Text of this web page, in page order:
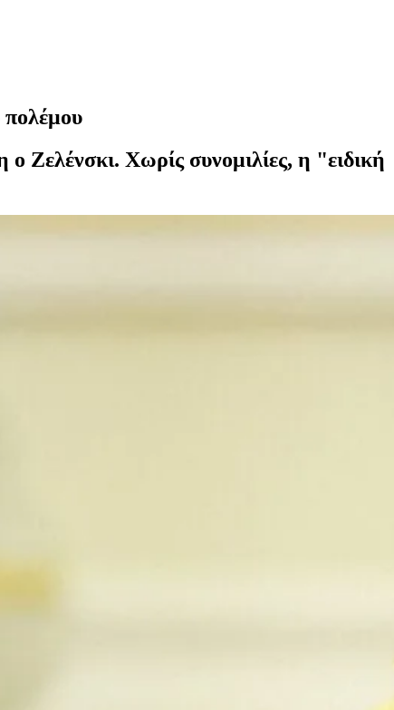
πολέμου
Ζελένσκι. Χωρίς συνομιλίες, η "ειδική